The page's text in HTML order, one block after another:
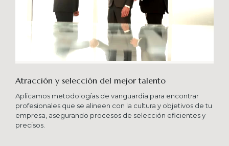
Atracción y selección del mejor talento
Aplicamos metodologías de vanguardia para encontrar
profesionales que se alineen con la cultura y objetivos de tu
empresa, asegurando procesos de selección eficientes y
precisos.